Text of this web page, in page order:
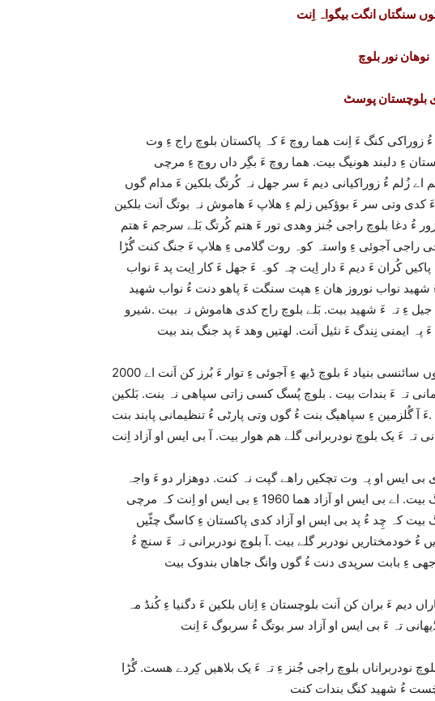
سنگتاں انگت بیگواہ اِنت
نوھان نور بلوچ
بلوچستان پوسٹ
ءَ پاکستان 27 مارچ 1948 چہ زُلم ءُ زوراکی کنگ ءَ اِنت ھما روچ ءَ کہ پاکستان بلوچ راج ءِ وت
ءِ دلبند ھونیگ بیت. ھما روچ ءَ بگِر داں روچ ءِ مرچی
اے زُلم ءُ زوراکیانی دیم ءَ سر جھل نہ کُرتگ بلکین ءَ مدام گوں
کدی وتی سر ءَ بوؤکیں زلم ءِ ھلاپ ءَ ھاموش نہ بوتگ اَنت بلکین
ءُ دغا بلوچ راجی جُنز وھدی تور ءَ ھتم کُرتگ بَلے سرجم ءَ ھتم
راجی آجوئی ءِ واستہ کوہ روت گلامی ءِ ھلاپ ءَ جنگ کنت گُڑا
کُران ءَ دیم ءَ دار اِیت چہ کوہ ءَ جھل ءَ کار اِیت پد ءَ نواب
شھید نواب نوروز ھان ءِ ھپت سنگت ءَ پاھو دنت ءُ نواب شھید
جیل ءِ تہ ءَ شھید بیت. بَلے بلوچ راج کدی ھاموش نہ بیت .شیرو
2000 ءِ دھک ء َیکبرے پد ءَ بلوچ راجے وانندھیں پُسگ گوں سائنسی بنیاد ءَ بلوچ ڈیھ ءِ آجوئی ءِ توار ءَ بُرز کن اَنت اے
تہ ءَ بندات بیت . بلوچ پُسگ کسی زاتی سپاھی نہ بنت. بَلکین
ءَ آ گُلزمین ءِ سپاھیگ بنت ءُ گوں وتی پارٹی ءُ تنظیمانی پابند بنت.
کنگ بیت. بَلے کدی بی ایس او پہ وت تچکیں راھے گپت نہ کنت. دوھزار دو ءَ واجہ
داکتر اللہ نزر ءِ سروکی ءَ بی ایس او آزاد جوڑ کنگ بیت. اے بی ایس او آزاد ھما 1960 ءِ بی ایس او اِنت کہ مرچی
بیت کہ چِد ءُ پد بی ایس او آزاد کدی پاکستان ءِ کاسگ چٹّیں
ءُ خودمختاریں نودربر گلے بیت .آ بلوچ نودربرانی تہ ءَ سنچ ءُ
دیم ءَ بران کن اَنت بلوچستان ءِ اِناں بلکین ءَ دگنیا ءِ کُنڈ مہ
نودربراناں بلوچ راجی جُنز ءِ تہ ءَ یک بلاھیں کِردے ھست. گُڑا